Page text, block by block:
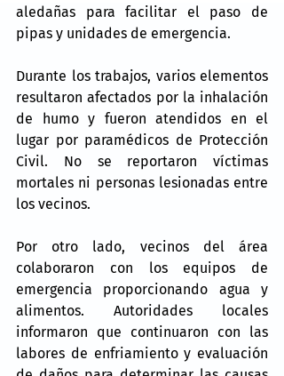
aledañas para facilitar el paso de
pipas y unidades de emergencia.
Durante los trabajos, varios elementos
resultaron afectados por la inhalación
de humo y fueron atendidos en el
lugar por paramédicos de Protección
Civil. No se reportaron víctimas
mortales ni personas lesionadas entre
los vecinos.
Por otro lado, vecinos del área
colaboraron con los equipos de
emergencia proporcionando agua y
alimentos. Autoridades locales
informaron que continuaron con las
labores de enfriamiento y evaluación